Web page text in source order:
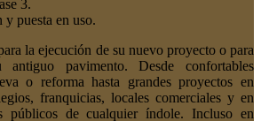
3.
puesta en uso.
la ejecución de su nuevo proyecto o para
pavimento. Desde confortables
o reforma hasta grandes proyectos en
franquicias, locales comerciales y en
públicos de cualquier índole. Incluso en